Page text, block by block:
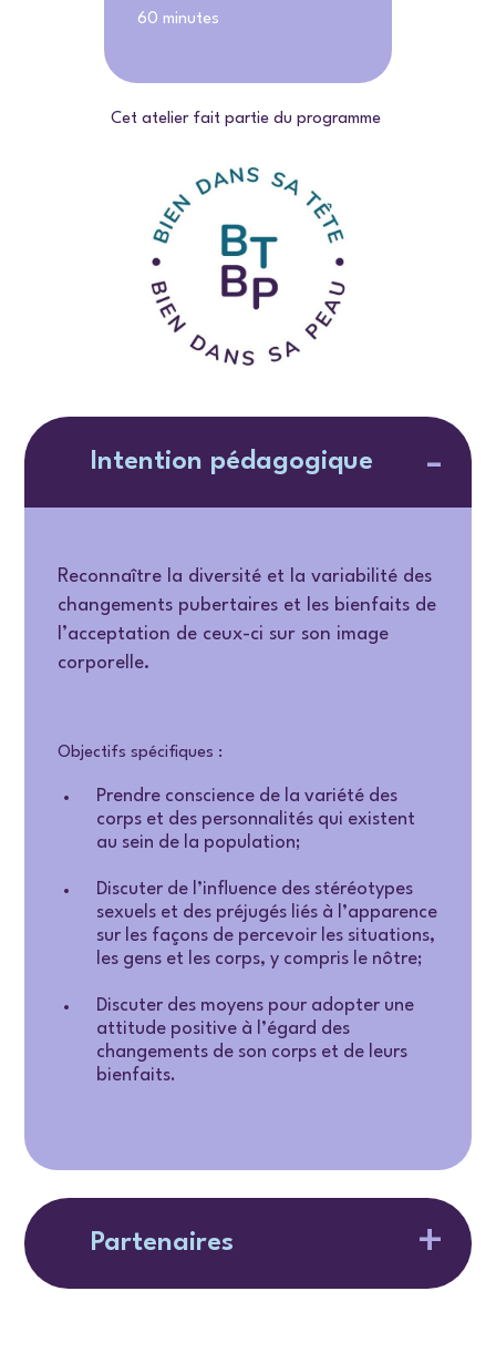
60 minutes
Cet atelier fait partie du programme
Intention pédagogique
Reconnaître la diversité et la variabilité des
changements pubertaires et les bienfaits de
l’acceptation de ceux-ci sur son image
corporelle.
Objectifs spécifiques :
Prendre conscience de la variété des
corps et des personnalités qui existent
au sein de la population;
Discuter de l’influence des stéréotypes
sexuels et des préjugés liés à l’apparence
sur les façons de percevoir les situations,
les gens et les corps, y compris le nôtre;
Discuter des moyens pour adopter une
attitude positive à l’égard des
changements de son corps et de leurs
bienfaits.
Partenaires